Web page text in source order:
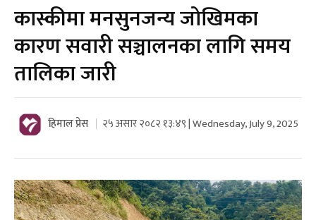
कास्कीमा मनसुनजन्य जोखिमका
कारण सवारी सञ्चालनका लागि समय
तालिका जारी
हिमाल प्रेस २५ असार २०८२ १३:४९ | Wednesday, July 9, 2025